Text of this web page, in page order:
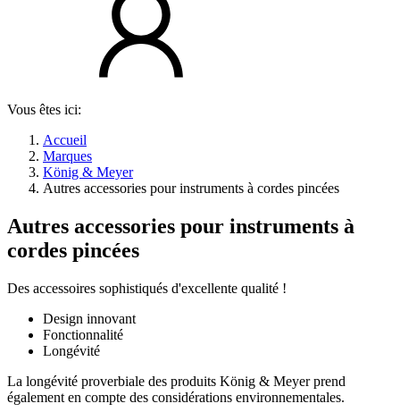
Vous êtes ici:
Accueil
Marques
König & Meyer
Autres accessories pour instruments à cordes pincées
Autres accessories pour instruments à
cordes pincées
Des accessoires sophistiqués d'excellente qualité !
Design innovant
Fonctionnalité
Longévité
La longévité proverbiale des produits König & Meyer prend
également en compte des considérations environnementales.